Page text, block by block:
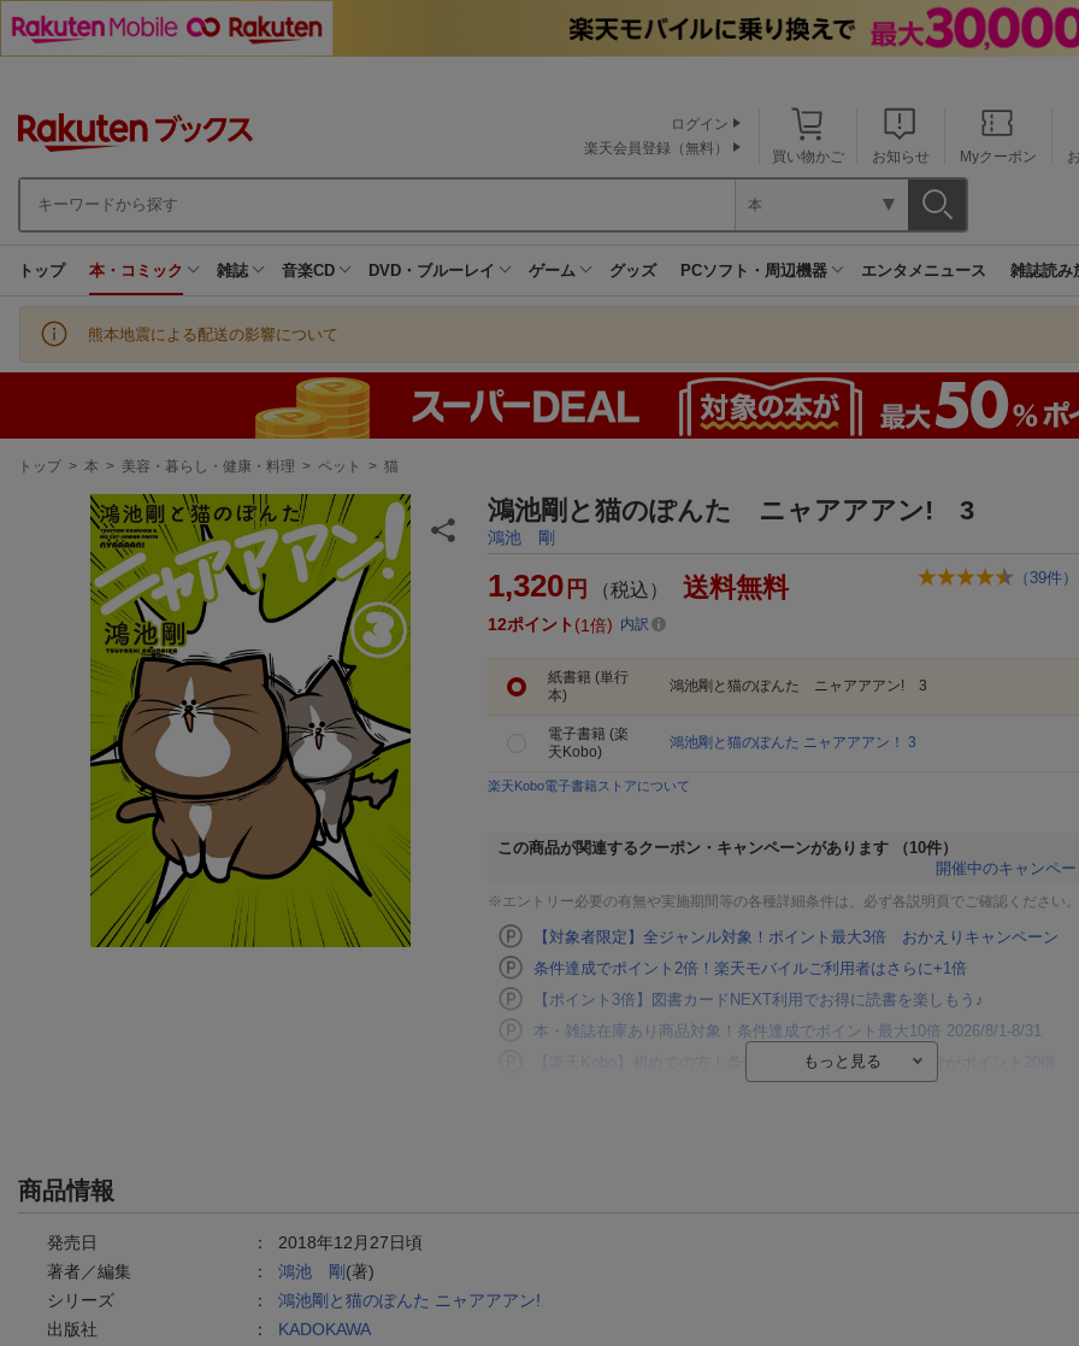
買い物かご お知らせ Myクーポン
ログイン
楽天会員登録（無料）
本
トップ 本・コミック 雑誌 音楽CD DVD・ブルーレイ ゲーム グッズ PCソフト・周辺機器 エンタメニュース 雑誌読み
熊本地震による配送の影響について
現
トップ > 本 > 美容・暮らし・健康・料理 > ペット > 猫
鴻池剛と猫のぽんた ニャアアアン! 3
鴻池 剛
（ 39件）
1,320 円 （税込） 送料無料
12ポイント 1倍 内訳
紙書籍 (単行
本)
鴻池剛と猫のぽんた ニャアアアン! 3
電子書籍 (楽
天Kobo)
鴻池剛と猫のぽんた ニャアアアン！ 3
楽天Kobo電子書籍ストアについて
この商品が関連するクーポン・キャンペーンがあります
（10件）
開催中のキャンペ
※エントリー必要の有無や実施期間等の各種詳細条件は、必ず各説明頁でご確認ください。
【対象者限定】全ジャンル対象！ポイント最大3倍 おかえりキャンペーン
条件達成でポイント2倍！楽天モバイルご利用者はさらに+1倍
【ポイント3倍】図書カードNEXT利用でお得に読書を楽しもう♪
本・雑誌在庫あり商品対象！条件達成でポイント最大10倍 2026/8/1-8/31
【楽天Kobo】初めての方！条件達成で楽天ブックス購入分がポイント20倍
商品情報
発売日 ： 2018年12月27日頃
著者／編集
： 鴻池 剛 (著)
シリーズ
： 鴻池剛と猫のぽんた ニャアアアン!
出版社
： KADOKAWA